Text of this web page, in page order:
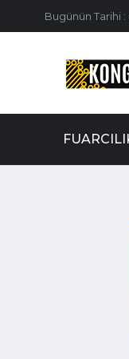
Bugünün Tarihi :